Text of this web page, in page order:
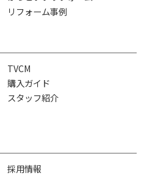
リフォーム事例
TVCM
購入ガイド
スタッフ紹介
採用情報